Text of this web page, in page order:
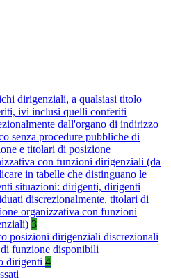
dirigenziali, a qualsiasi titolo
ivi inclusi quelli conferiti
dall'organo di indirizzo
senza procedure pubbliche di
e titolari di posizione
con funzioni dirigenziali (da
in tabelle che distinguano le
situazioni: dirigenti, dirigenti
discrezionalmente, titolari di
organizzativa con funzioni
3
posizioni dirigenziali discrezionali
funzione disponibili
dirigenti 4